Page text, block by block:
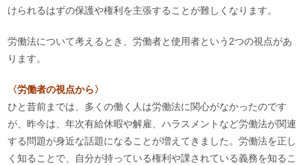
けられるはずの保護や権利を主張することが難しくなります。
労働法について考えるとき、労働者と使用者という2つの視点があ
ります。
〈労働者の視点から〉
ひと昔前までは、多くの働く人は労働法に関心がなかったのです
が、昨今は、年次有給休暇や解雇、ハラスメントなど労働法が関連
する問題が身近な話題になることが増えてきました。労働法を正し
く知ることで、自分が持っている権利や課されている義務を知るこ